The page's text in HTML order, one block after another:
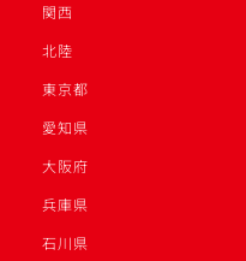
関西
北陸
東京都
愛知県
大阪府
兵庫県
石川県